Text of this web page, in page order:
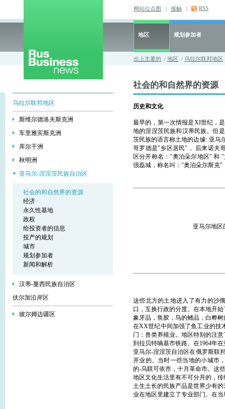
网站位点图 | 接触 | RSS
地区 规划参加者
出上主要的 / 地区 / 乌拉尔联邦地区
乌拉尔联邦地区
斯维尔德洛夫斯克洲
车里雅宾斯克洲
库尔干洲
秋明洲
亚马尔-涅涅茨民族自治区
社会的和自然界的资源
经济
永久性基地
政权
给投资者的信息
投产的规划
城市
规划参加者
新闻和解析
汉蒂-曼西民族自治区
伏尔加沿岸区
彼尔姆边疆区
社会的和自然界的资源
历史和文化
最早的，第一次情报是XI世纪，
地的涅涅茨民族和汉蒂民族。但
茨民族的语言称土地的边缘: 亚马
哥罗德是"乡区居民"， 后来诺夫
区分开称名："奥泊朵尔地区" 和
强磊城，称名叫："奥泊朵尔斯克
亚马尔地区
这些北方的土地进入了有力的沙
口，互换行政的分度。在本地开
象牙品，鱼胶，鸟的鳍品，白桦
在XX世纪中间加强了鱼工业的技
门：兽类养殖业。地区特别的注
到拉贝特喃基市铁路。在1964年
亚马尔-涅涅茨自治区在俄罗斯联
开业的。当时一些当地的小城市
的-乌联可依市，十月革命市。这
地区文化生活里有不可分开的，
土生土长的民族产品是世界少有
业在地区里建立了专业部门。在